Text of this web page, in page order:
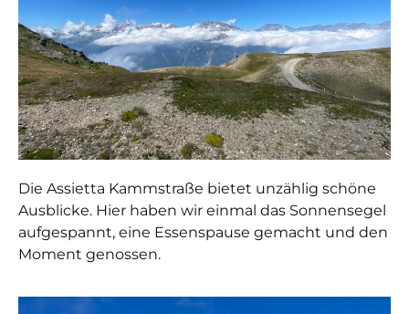
Die Assietta Kammstraße bietet unzählig schöne
Ausblicke. Hier haben wir einmal das Sonnensegel
aufgespannt, eine Essenspause gemacht und den
Moment genossen.